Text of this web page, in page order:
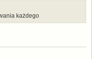
każdego